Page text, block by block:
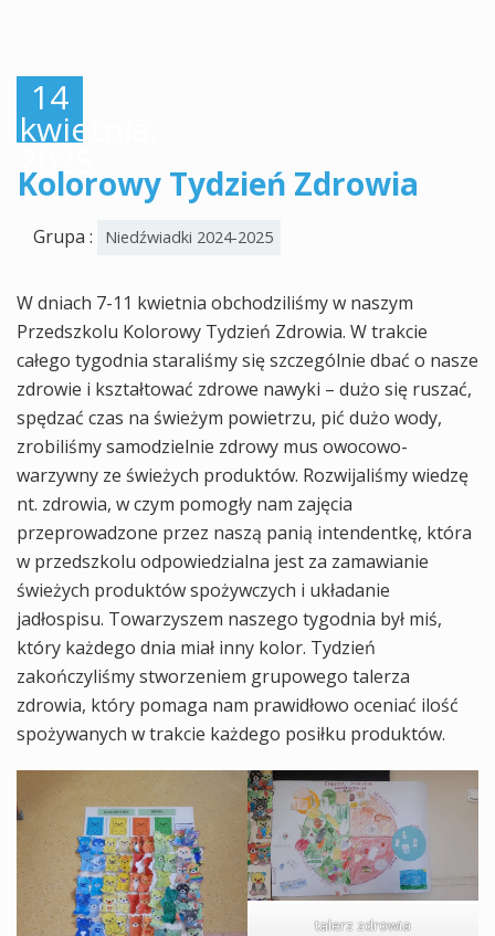
14
kwietnia,
2025
Kolorowy Tydzień Zdrowia
Grupa : Niedźwiadki 2024-2025
W dniach 7-11 kwietnia obchodziliśmy w naszym
Przedszkolu Kolorowy Tydzień Zdrowia. W trakcie
całego tygodnia staraliśmy się szczególnie dbać o nasze
zdrowie i kształtować zdrowe nawyki – dużo się ruszać,
spędzać czas na świeżym powietrzu, pić dużo wody,
zrobiliśmy samodzielnie zdrowy mus owocowo-
warzywny ze świeżych produktów. Rozwijaliśmy wiedzę
nt. zdrowia, w czym pomogły nam zajęcia
przeprowadzone przez naszą panią intendentkę, która
w przedszkolu odpowiedzialna jest za zamawianie
świeżych produktów spożywczych i układanie
jadłospisu. Towarzyszem naszego tygodnia był miś,
który każdego dnia miał inny kolor. Tydzień
zakończyliśmy stworzeniem grupowego talerza
zdrowia, który pomaga nam prawidłowo oceniać ilość
spożywanych w trakcie każdego posiłku produktów.
talerz zdrowia